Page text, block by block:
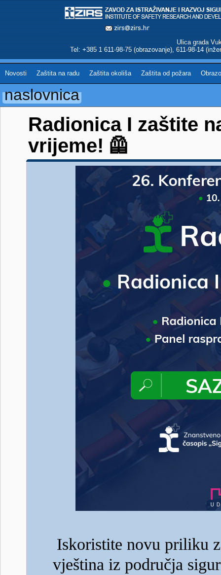
Ulica grada
Tel: +385 1 611-98-75 (obrazovanje), 611-98-14
Novosti Zaštita na radu Zaštita okoliša Zaštita od požara
naslovnica
Radionica I zaštite
vrijeme! 🦺
Iskoristite novu priliku
vještina iz područja